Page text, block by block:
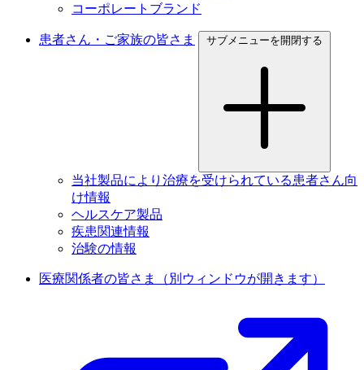
コーポレートブランド
患者さん・ご家族の皆さま サブメニューを開閉する
当社製品により治療を受けられている患者さん向
け情報
ヘルスケア製品
疾患関連情報
治験の情報
医療関係者の皆さま （別ウィンドウが開きます）